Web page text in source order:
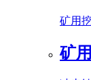
矿用
矿